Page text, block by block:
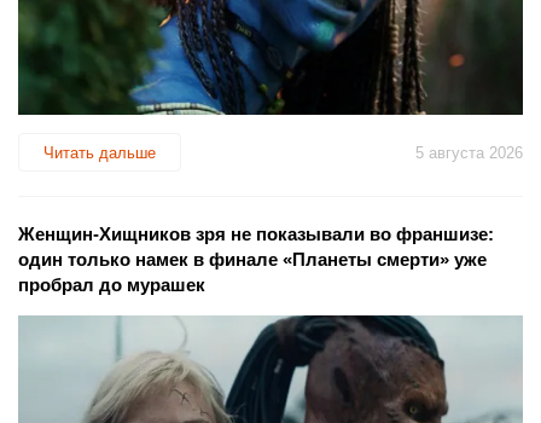
Читать дальше 5 августа 2026
Женщин-Хищников зря не показывали во франшизе:
один только намек в финале «Планеты смерти» уже
пробрал до мурашек